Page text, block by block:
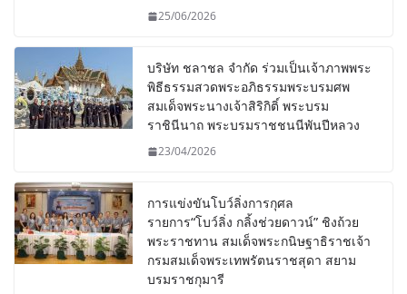
25/06/2026
บริษัท ชลาชล จำกัด ร่วมเป็นเจ้าภาพพระ
พิธีธรรมสวดพระอภิธรรมพระบรมศพ
สมเด็จพระนางเจ้าสิริกิติ์ พระบรม
ราชินีนาถ พระบรมราชชนนีพันปีหลวง
23/04/2026
การแข่งขันโบว์ลิ่งการกุศล
รายการ“โบว์ลิ่ง กลิ้งช่วยดาวน์” ชิงถ้วย
พระราชทาน สมเด็จพระกนิษฐาธิราชเจ้า
กรมสมเด็จพระเทพรัตนราชสุดา สยาม
บรมราชกุมารี